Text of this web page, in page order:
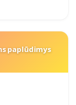
paplūdimys